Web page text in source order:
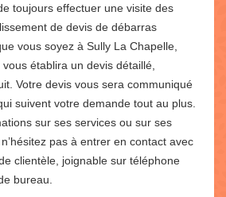
toujours effectuer une visite des
de devis de débarras
vous soyez à Sully La Chapelle,
établira un devis détaillé,
Votre devis vous sera communiqué
suivent votre demande tout au plus.
sur ses services ou sur ses
pas à entrer en contact avec
clientèle, joignable sur téléphone
bureau.